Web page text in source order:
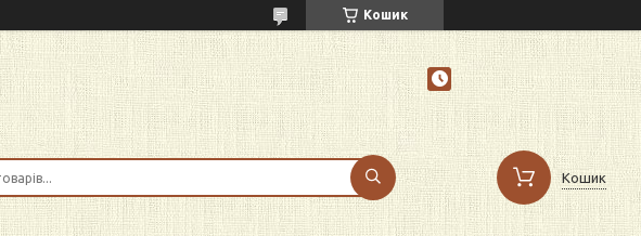
Кошик
Кошик